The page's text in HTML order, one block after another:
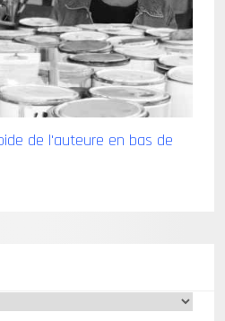
de l'auteure en bas de